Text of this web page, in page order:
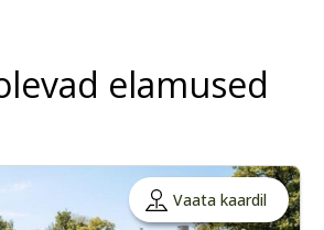
elamused
Vaata kaardil